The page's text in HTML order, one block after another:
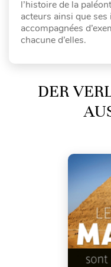
l’histoire de la
acteurs ainsi que
accompagnées
chacune d’elles.
DER